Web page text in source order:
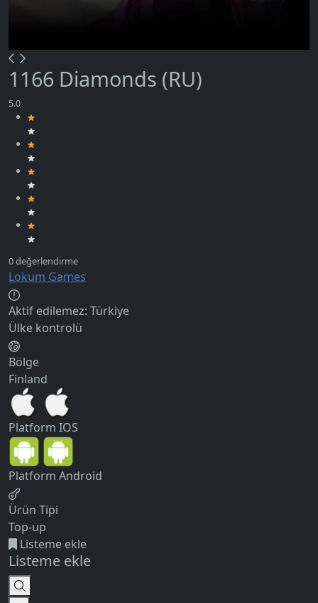
1166 Diamonds (RU)
Lokum Games
Aktif edilemez: Türkiye
Ülke kontrolü
Bölge
Finland
Platform IOS
Platform Android
Ürün Tipi
Top-up
Listeme ekle
Listeme ekle